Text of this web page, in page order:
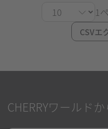
1
CSVエ
CHERRYワールド